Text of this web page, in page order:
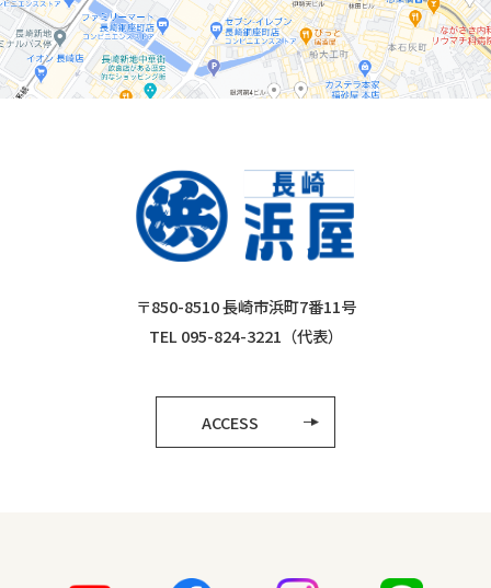
〒850-8510 長崎市浜町7番11号
TEL 095-824-3221（代表）
ACCESS